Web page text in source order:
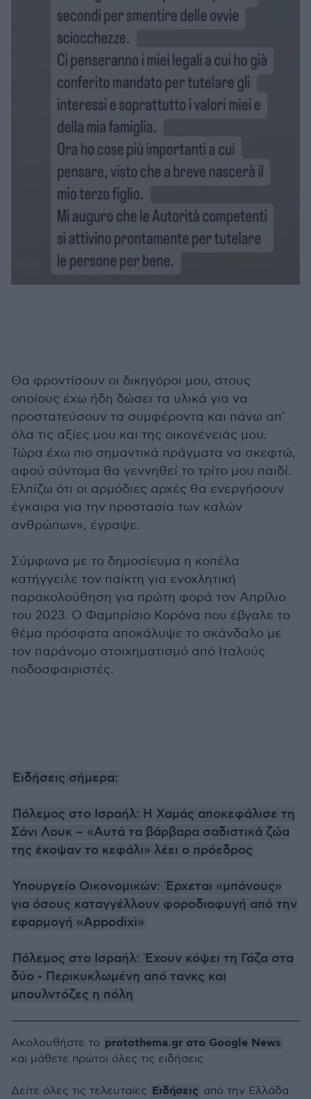
Θα φροντίσουν οι δικηγόροι μου, στους
οποίους έχω ήδη δώσει τα υλικά για να
προστατεύσουν τα συμφέροντα και πάνω απ'
όλα τις αξίες μου και της οικογένειάς μου.
Τώρα έχω πιο σημαντικά πράγματα να σκεφτώ,
αφού σύντομα θα γεννηθεί το τρίτο μου παιδί.
Ελπίζω ότι οι αρμόδιες αρχές θα ενεργήσουν
έγκαιρα για την προστασία των καλών
ανθρώπων», έγραψε.
Σύμφωνα με το δημοσίευμα η κοπέλα
κατήγγειλε τον παίκτη για ενοχλητική
παρακολούθηση για πρώτη φορά τον Απρίλιο
του 2023. O Φαμπρίσιο Κορόνα που έβγαλε το
θέμα πρόσφατα αποκάλυψε το σκάνδαλο με
τον παράνομο στοιχηματισμό από Ιταλούς
ποδοσφαιριστές.
Ειδήσεις σήμερα:
Πόλεμος στο Ισραήλ: Η Χαμάς αποκεφάλισε τη
Σάνι Λουκ – «Αυτά τα βάρβαρα σαδιστικά ζώα
της έκοψαν το κεφάλι» λέει ο πρόεδρος
Υπουργείο Οικονομικών: Έρχεται «μπόνους»
για όσους καταγγέλλουν φοροδιαφυγή από την
εφαρμογή «Appodixi»
Πόλεμος στο Ισραήλ: Έχουν κόψει τη Γάζα στα
δύο - Περικυκλωμένη από τανκς και
μπουλντόζες η πόλη
Ακολουθήστε το protothema.gr στο Google News
και μάθετε πρώτοι όλες τις ειδήσεις
Δείτε όλες τις τελευταίες Ειδήσεις από την Ελλάδα